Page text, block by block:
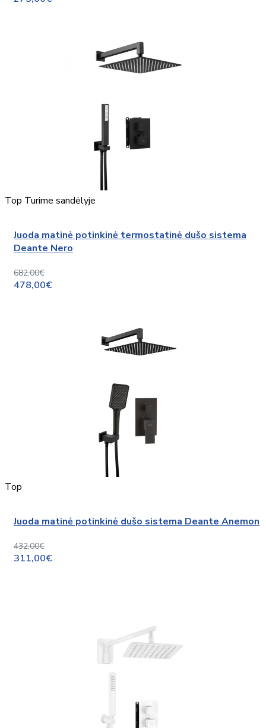
Top Turime sandėlyje
Juoda matinė potinkinė termostatinė dušo sistema
Deante Nero
682,00€
478,00€
Top
Juoda matinė potinkinė dušo sistema Deante Anemon
432,00€
311,00€